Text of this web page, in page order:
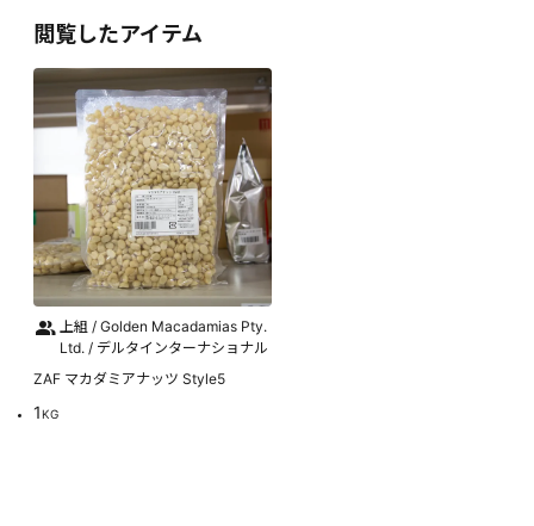
閲覧したアイテム
上組 / Golden Macadamias Pty.
Ltd. / デルタインターナショナル
ZAF マカダミアナッツ Style5
1KG